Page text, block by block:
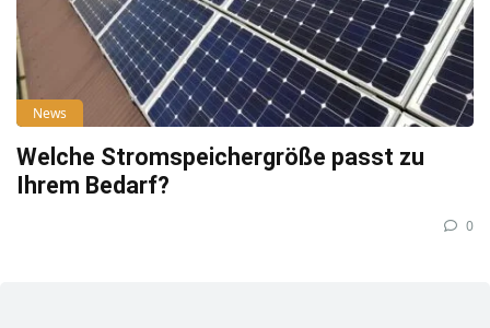
News
Welche Stromspeichergröße passt zu
Ihrem Bedarf?
0